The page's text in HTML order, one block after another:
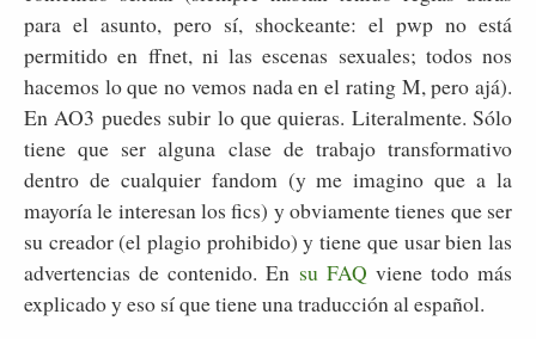
para el asunto, pero sí, shockeante: el pwp no está
permitido en ffnet, ni las escenas sexuales; todos nos
hacemos lo que no vemos nada en el rating M, pero ajá).
En AO3 puedes subir lo que quieras. Literalmente. Sólo
tiene que ser alguna clase de trabajo transformativo
dentro de cualquier fandom (y me imagino que a la
mayoría le interesan los fics) y obviamente tienes que ser
su creador (el plagio prohibido) y tiene que usar bien las
advertencias de contenido. En su FAQ viene todo más
explicado y eso sí que tiene una traducción al español.